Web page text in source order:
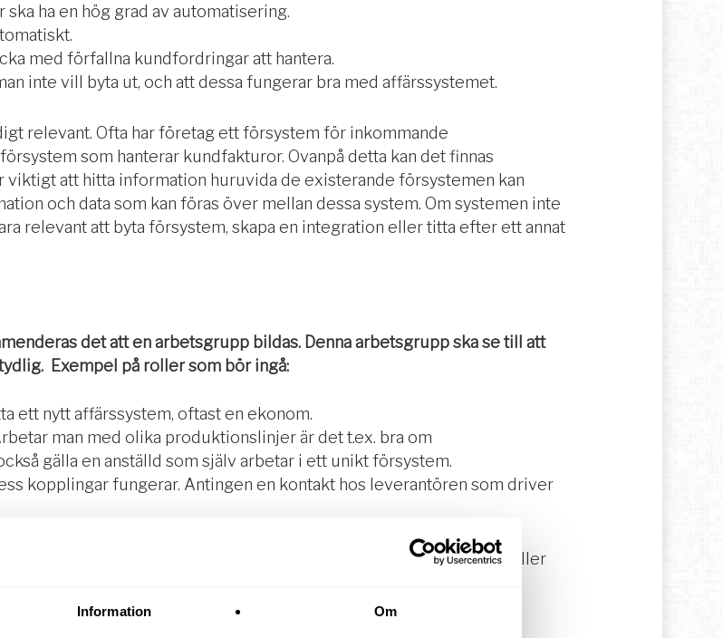
Information Om
ha en hög grad av automatisering.
med förfallna kundfordringar att hantera.
inte vill byta ut, och att dessa fungerar bra med affärssystemet.
relevant. Ofta har företag ett försystem för inkommande
som hanterar kundfakturor. Ovanpå detta kan det finnas
viktigt att hitta information huruvida de existerande försystemen kan
och data som kan föras över mellan dessa system. Om systemen inte
relevant att byta försystem, skapa en integration eller titta efter ett annat
det att en arbetsgrupp bildas. Denna arbetsgrupp ska se till att
Exempel på roller som bör ingå:
ett nytt affärssystem, oftast en ekonom.
man med olika produktionslinjer är det t.ex. bra om
gälla en anställd som själv arbetar i ett unikt försystem.
kopplingar fungerar. Antingen en kontakt hos leverantören som driver
styrning åt vilket håll projektet ska leda. Dessutom säkerställer
hitta ett passande affärssystem och därefter göra flytten.
som kan se till att bäst val görs vid övergången till det nya